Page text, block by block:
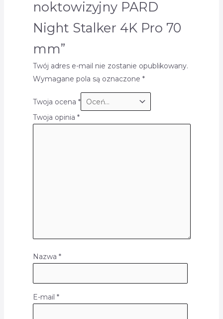
noktowizyjny PARD
Night Stalker 4K Pro 70
mm”
Twój adres e-mail nie zostanie opublikowany.
Wymagane pola są oznaczone *
Twoja ocena *
Twoja opinia *
Nazwa *
E-mail *